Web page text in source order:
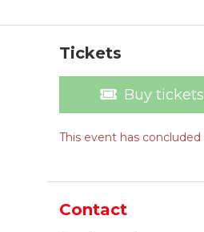
Tickets
Buy tickets
This event has concluded
Contact